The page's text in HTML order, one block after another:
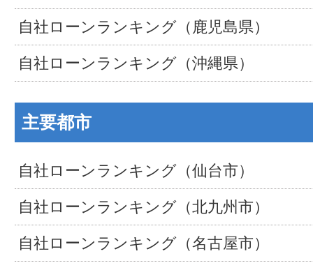
自社ローンランキング（鹿児島県）
自社ローンランキング（沖縄県）
主要都市
自社ローンランキング（仙台市）
自社ローンランキング（北九州市）
自社ローンランキング（名古屋市）